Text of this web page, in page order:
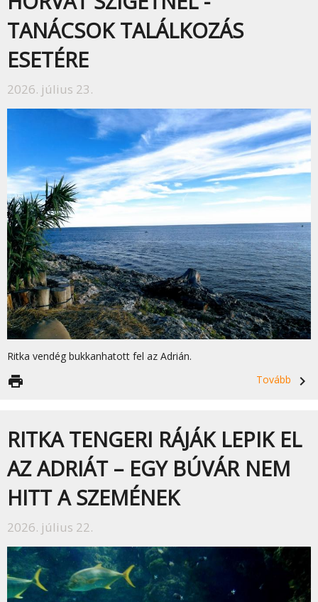
TANÁCSOK TALÁLKOZÁS
ESETÉRE
2026. július 23.
Ritka vendég bukkanhatott fel az Adrián.
Tovább
navigate_next
print
RITKA TENGERI RÁJÁK LEPIK EL
AZ ADRIÁT – EGY BÚVÁR NEM
HITT A SZEMÉNEK
2026. július 22.